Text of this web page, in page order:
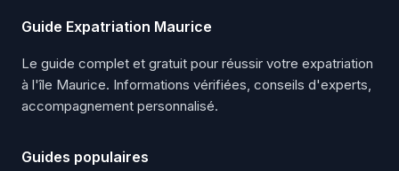
Guide Expatriation Maurice
Le guide complet et gratuit pour réussir votre expatriation
à l'île Maurice. Informations vérifiées, conseils d'experts,
accompagnement personnalisé.
Guides populaires